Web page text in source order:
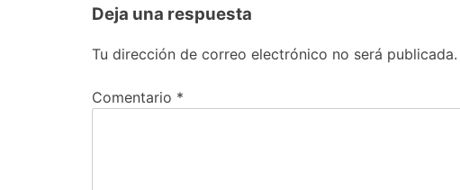
Deja una respuesta
Tu dirección de correo electrónico no será publicada.
Comentario *